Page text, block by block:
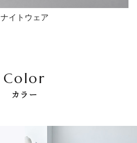
ナイトウェア
Color
カラー